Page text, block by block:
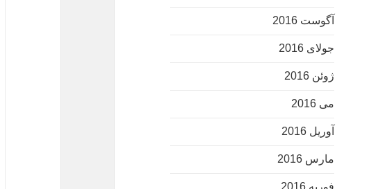
آگوست 2016
جولای 2016
ژوئن 2016
می 2016
آوریل 2016
مارس 2016